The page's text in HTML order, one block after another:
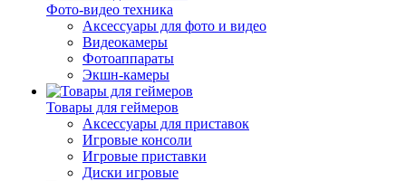
Фото-видео техника
Аксессуары для фото и видео
Видеокамеры
Фотоаппараты
Экшн-камеры
Товары для геймеров
Аксессуары для приставок
Игровые консоли
Игровые приставки
Диски игровые